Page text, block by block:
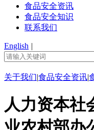
食品安全资讯
食品安全知识
联系我们
English |
关于我们|食品安全资讯|
人力资本社